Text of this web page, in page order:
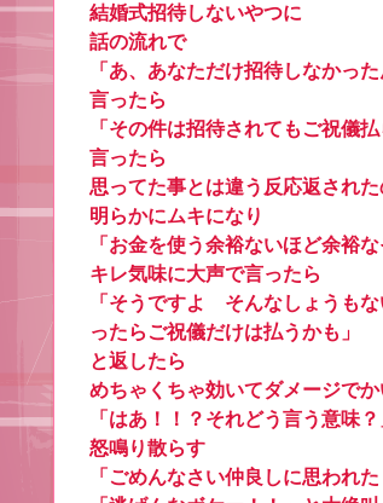
結婚式招待しないやつに
話の流れで
「あ、あなただけ招待しなかった
言ったら
「その件は招待されてもご祝儀
言ったら
思ってた事とは違う反応返され
明らかにムキになり
「お金を使う余裕ないほど余裕
キレ気味に大声で言ったら
「そうですよ そんなしょうも
ったらご祝儀だけは払うかも」
と返したら
めちゃくちゃ効いてダメージで
「はあ！！？それどう言う意味？
怒鳴り散らす
「ごめんなさい仲良しに思われ